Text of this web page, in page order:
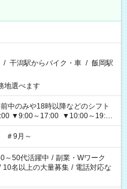
/ 干潟駅からバイク・車 / 飯岡駅
地選べます
中のみや18時以降などのシフト
▼9:00～17:00 ▼10:00～19:00
＃9月～
～50代活躍中 / 副業・Wワーク
10名以上の大量募集 / 電話対応な